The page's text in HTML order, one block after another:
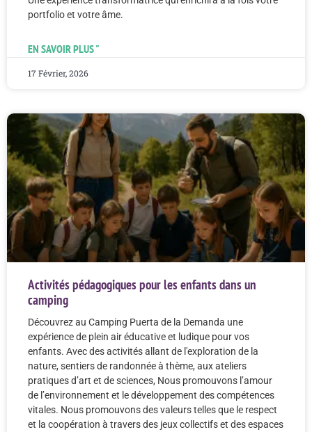
portfolio et votre âme.
EN SAVOIR PLUS "
17 Février, 2026
Activités pédagogiques pour les enfants dans un
camping
Découvrez au Camping Puerta de la Demanda une
expérience de plein air éducative et ludique pour vos
enfants. Avec des activités allant de l'exploration de la
nature, sentiers de randonnée à thème, aux ateliers
pratiques d’art et de sciences, Nous promouvons l’amour
de l’environnement et le développement des compétences
vitales. Nous promouvons des valeurs telles que le respect
et la coopération à travers des jeux collectifs et des espaces